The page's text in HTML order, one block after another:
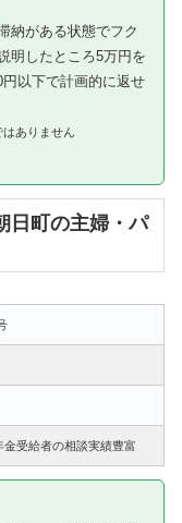
納がある状態でフク
明したところ5万円を
以下で計画的に返せ
ありません
日町の主婦・パ
受給者の相談実績豊富